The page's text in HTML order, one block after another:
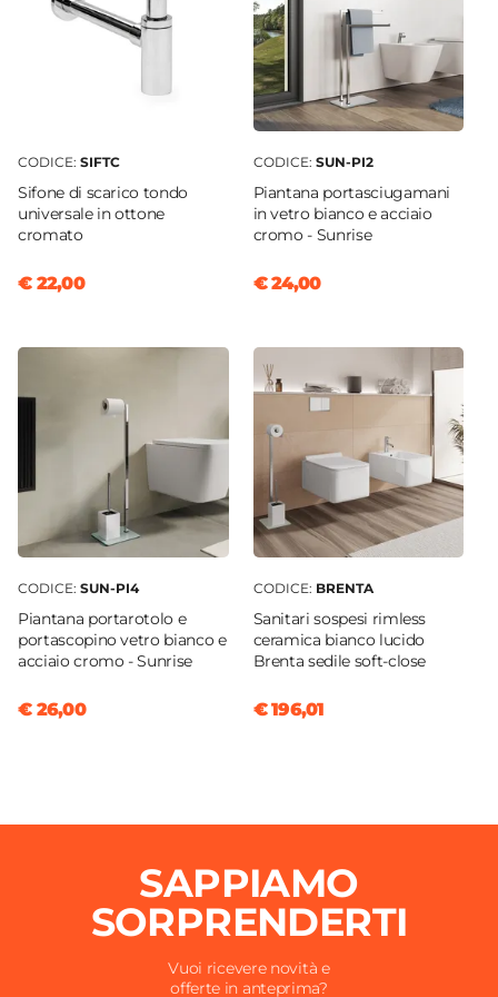
CODICE: SIFTC
Sifone di scarico tondo
universale in ottone
cromato
€ 22,00
CODICE: SUN-PI2
Piantana portasciugamani
in vetro bianco e acciaio
cromo - Sunrise
€ 24,00
CODICE: SUN-PI4
Piantana portarotolo e
portascopino vetro bianco e
acciaio cromo - Sunrise
€ 26,00
CODICE: BRENTA
Sanitari sospesi rimless
ceramica bianco lucido
Brenta sedile soft-close
€ 196,01
SAPPIAMO
SORPRENDERTI
Vuoi ricevere novità e
offerte in anteprima?